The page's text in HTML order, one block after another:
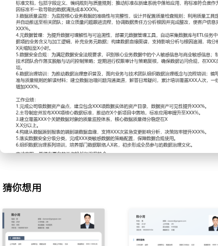
户建立长期服务关系。
数据治理汇报对象：部门总监
工作概述：
1.数据资产管理：为解决公司内部数据资产不清的问题，牵头盘点
与各部门负责人沟通，定义核心数据资产范围，使用数据资产目录
制定资产分级标准，明确管理责任人，将XXX项核心数据纳入统一
2.数据标准制定：针对不同业务系统间数据定义混乱的问题，联合
统一的客户、商品主数据标准；编写数据标准文档，包括字段定义
则；推动标准在新建系统中落地应用，将标准符合度作为数据接入
准不一致导致的数据清洗成本XXX%。
3.数据质量监控：为监控核心业务数据的准确性与完整性，设计并配
4.元数据管理：为提升数据可理解性与可追溯性，部署元数据管理工
构建数据血缘图谱，支持影响分析与根因追溯，将分析报表字段的
短至X小时。
5.数据安全合规：为满足数据安全法规要求，识别核心业务数据中的
猜你想用